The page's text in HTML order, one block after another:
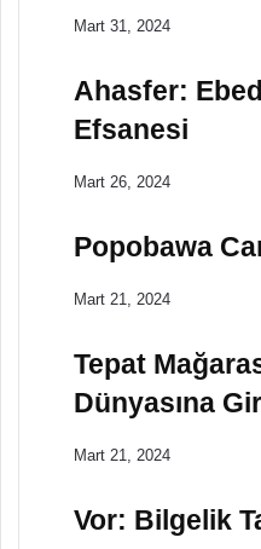
Mart 31, 2024
Ahasfer:
Efsanesi
Mart 26, 2024
Popobawa
Mart 21, 2024
Tepat
Dünyasına
Mart 21, 2024
Vor: Bilgelik